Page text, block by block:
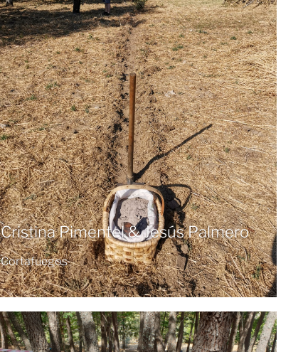
Cristina Pimentel & Jesús Palmero
Cortafuegos